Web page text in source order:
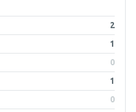
2
1
0
1
0